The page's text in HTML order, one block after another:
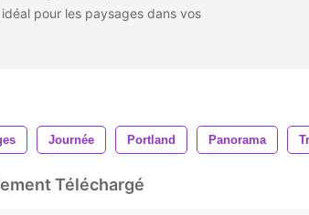
pour les paysages dans vos
Journée Portland Panorama
Téléchargé